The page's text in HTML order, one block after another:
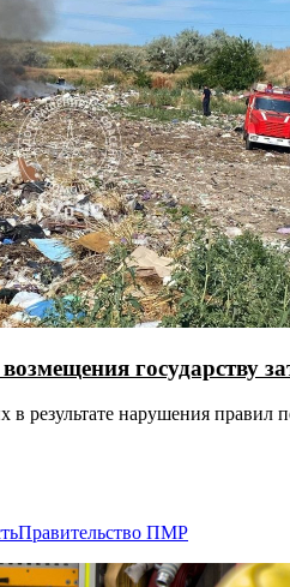
государству
в результате нарушения
Правительство ПМР